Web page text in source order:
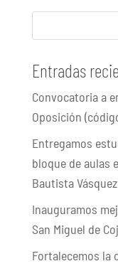
Entradas
Convocatoria a
Oposición
Entregamos
bloque de aulas
Bautista Vásquez
Inauguramos
San Miguel de
Fortalecemos la